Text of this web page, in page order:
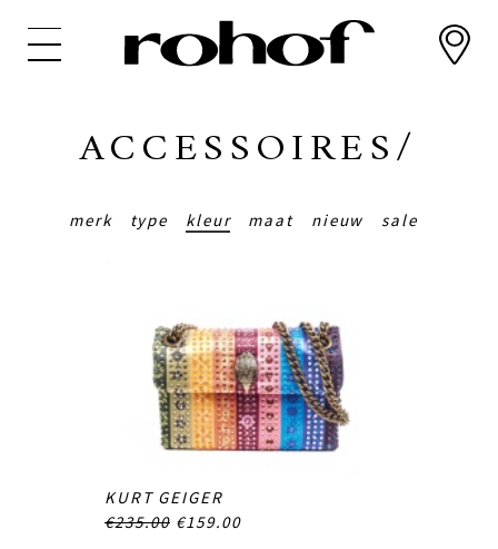
ACCESSOIRES/
merk type kleur maat nieuw sale
KURT GEIGER
€235.00 €159.00